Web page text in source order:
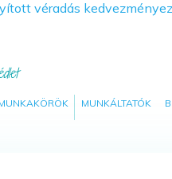
MUNKÁLTATÓK